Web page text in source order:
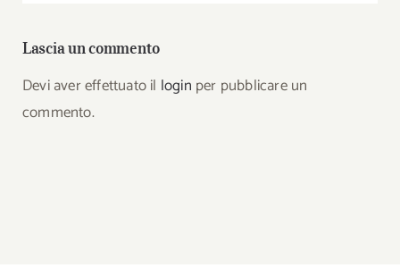
Lascia un commento
Devi aver effettuato il login per pubblicare un
commento.